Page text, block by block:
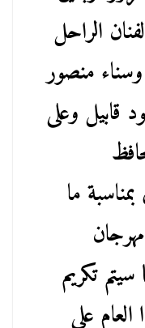
الراحل
منصور
قابيل وعلى
ما
تكريم
على